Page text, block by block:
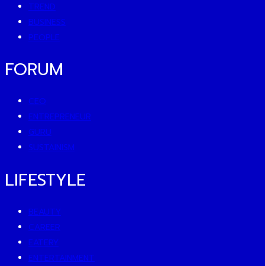
TREND
BUSINESS
PEOPLE
FORUM
CEO
ENTREPRENEUR
GURU
SUSTAINISM
LIFESTYLE
BEAUTY
CAREER
EATERY
ENTERTAINMENT